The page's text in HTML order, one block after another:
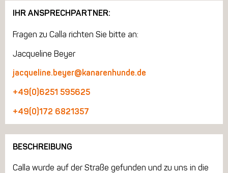
IHR ANSPRECHPARTNER:
Fragen zu Calla richten Sie bitte an:
Jacqueline Beyer
jacqueline.beyer@kanarenhunde.de
+49(0)6251 595625
+49(0)172 6821357
BESCHREIBUNG
Calla wurde auf der Straße gefunden und zu uns in die